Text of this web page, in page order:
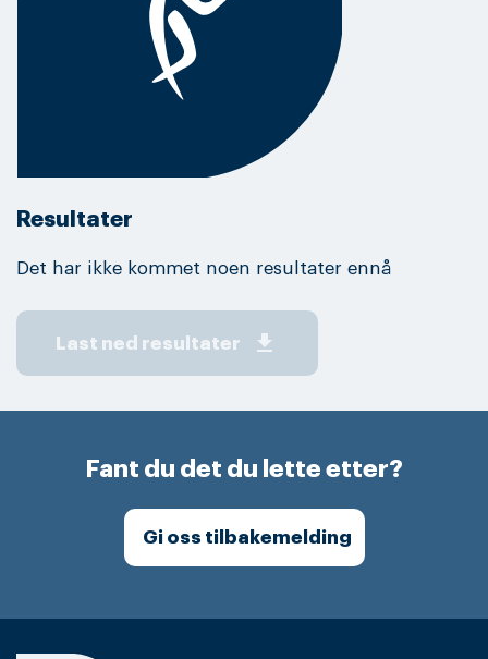
Resultater
Det har ikke kommet noen resultater ennå
Last ned resultater get_app
Fant du det du lette etter?
Gi oss tilbakemelding